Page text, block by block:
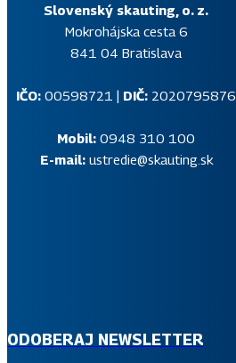
Slovenský skauting, o. z.
Mokrohájska cesta 6
841 04 Bratislava
IČO: 00598721 | DIČ: 2020795876
Mobil: 0948 310 100
E-mail:ustredie@skauting.sk
ODOBERAJ NEWSLETTER